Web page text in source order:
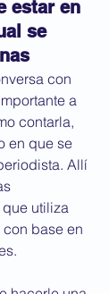
estar en
se
con
a
contarla,
en que se
Allí
que utiliza
con base en